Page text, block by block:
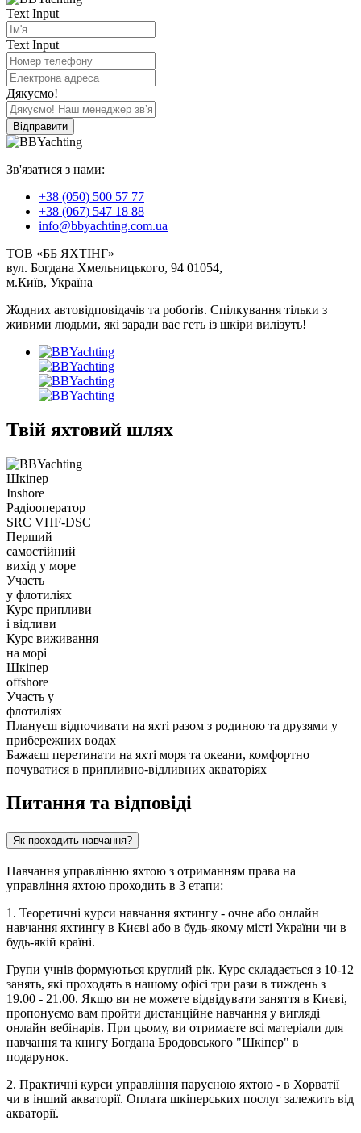
Text Input
Text Input
Дякуємо!
Відправити
Зв'язатися з нами:
+38 (050) 500 57 77
+38 (067) 547 18 88
info@bbyachting.com.ua
ТОВ «ББ ЯХТІНГ»
вул. Богдана Хмельницького, 94 01054,
м.Київ, Україна
Жодних автовідповідачів та роботів. Спілкування тільки з
живими людьми, які заради вас геть із шкіри вилізуть!
Твій яхтовий шлях
Шкіпер
Inshore
Радіооператор
SRC VHF-DSC
Перший
самостійний
вихід у море
Участь
у флотиліях
Курс припливи
і відливи
Курс виживання
на морі
Шкіпер
offshore
Участь у
флотиліях
Плануєш відпочивати на яхті разом з родиною та друзями у
прибережних водах
Бажаєш перетинати на яхті моря та океани, комфортно
почуватися в припливно-відливних акваторіях
Питання та відповіді
Як проходить навчання?
Навчання управлінню яхтою з отриманням права на
управління яхтою проходить в 3 етапи:
1. Теоретичні курси навчання яхтингу - очне або онлайн
навчання яхтингу в Києві або в будь-якому місті України чи в
будь-якій країні.
Групи учнів формуються круглий рік. Курс складається з 10-12
занять, які проходять в нашому офісі три рази в тиждень з
19.00 - 21.00. Якщо ви не можете відвідувати заняття в Києві,
пропонуємо вам пройти дистанційне навчання у вигляді
онлайн вебінарів. При цьому, ви отримаєте всі матеріали для
навчання та книгу Богдана Бродовського "Шкіпер" в
подарунок.
2. Практичні курси управління парусною яхтою - в Хорватії
чи в інший акваторії. Оплата шкіперських послуг залежить від
акваторії.